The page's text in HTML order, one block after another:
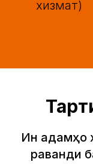
хизмат)
Ин
раванди